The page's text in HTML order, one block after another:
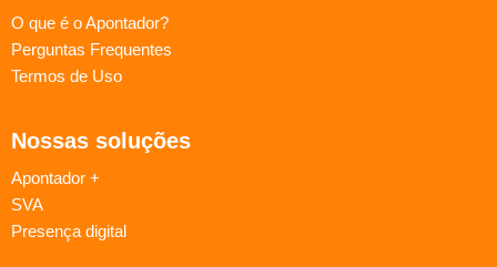
O que é o Apontador?
Perguntas Frequentes
Termos de Uso
Nossas soluções
Apontador +
SVA
Presença digital